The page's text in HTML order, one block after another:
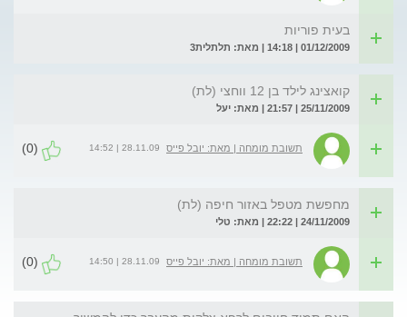
בעית פוריות
01/12/2009 | 14:18 | מאת: תלתלית3
קואצינג לילד בן 12 ווחצי (לת)
25/11/2009 | 21:57 | מאת: יעל
תשובת מומחה | מאת: יובל פייס 28.11.09 | 14:52
(0)
מחפשת מטפל באזור חיפה (לת)
24/11/2009 | 22:22 | מאת: טלי
תשובת מומחה | מאת: יובל פייס 28.11.09 | 14:50
(0)